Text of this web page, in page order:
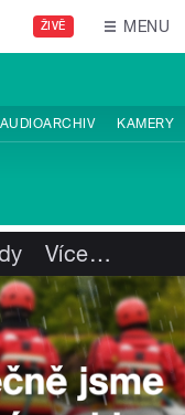
ŽIVĚ MENU
AUDIOARCHIV KAMERY
Více…